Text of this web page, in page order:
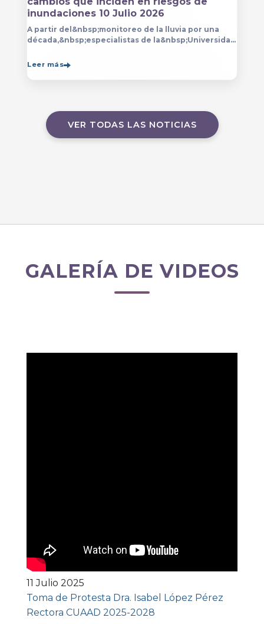
inundaciones 10 Julio 2026
A partir del&nbsp;monitoreo de la lluvia por una
década,&nbsp;especialistas de la&nbsp;Universidad
Leer más
VER TODAS LAS NOTICIAS
GALERÍA DE VIDEOS
11 Julio 2025
Toma de Protesta Dra. Isabel López Pérez
Rectora CUAAD 2025-2028